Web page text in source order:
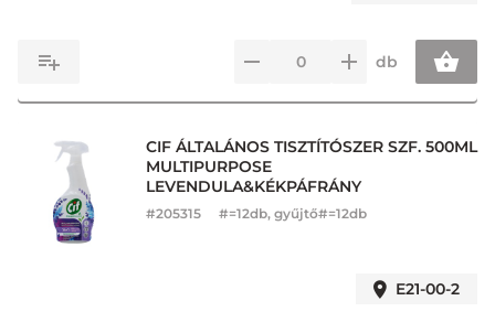
db
CIF ÁLTALÁNOS TISZTÍTÓSZER SZF. 500ML
MULTIPURPOSE
LEVENDULA&KÉKPÁFRÁNY
#205315 #=12db, gyűjtő#=12db
E21-00-2